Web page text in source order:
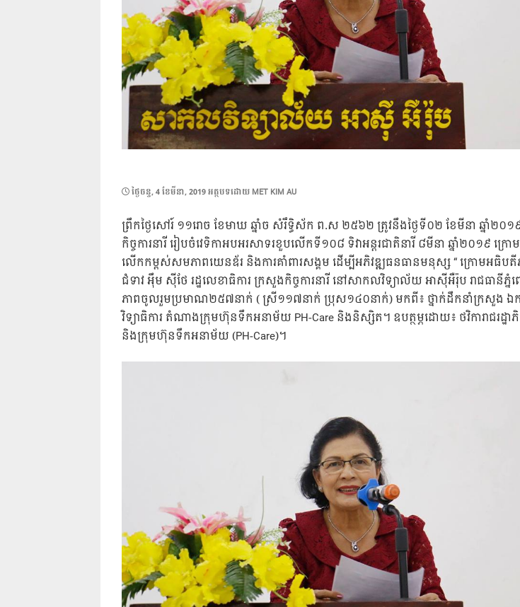
POSTED
ថ្ងៃ​ចន្ទ, 4 ខែ​មីនា, 2019អត្ថបទដោយ MET KIM AU
ព្រឹកថ្ងៃសៅរ៍ ១១រោច ខែមាឃ ឆ្នាំច សំរឹទិ្ធស័ក ព.ស ២៥៦២ ត្រូវនឹងថ្ងៃទី០២ ខែមីនា ឆ្នាំ២០
កិច្ចការនារី រៀបចំវេទិកាអបអរសាទរខួបលេីកទី១០៨ ទិវាអន្តរជាតិនារី ៨មីនា ឆ្នាំ២០១៩ ក្រោ
លេីកកម្ពស់សមភាពយេនឌ័រ និងការគាំពារសង្គម ដេីម្បីអភិវឌ្ឍធនធានមនុស្ស “ ក្រោមអធិប
ជំទាវ អុឹម សុីថែ រដ្ឋលេខាធិការ ក្រសួងកិច្ចការនារី នៅសាកលវិទ្យាល័យ អាសុីអឺរ៉ុប រាជធានី
ភាពចូលរួមប្រមាណ២៥៧នាក់ ( ស្រី១១៧នាក់ ប្រុស១៤០នាក់) មកពី៖ ថ្នាក់ដឹកនាំក្រសួង
វិទ្យាធិការ តំណាងក្រុមហ៊ុនទឹកអនាម័យ PH-Care និងនិស្សិត។ ឧបត្ថម្ភដោយ៖ ថវិការាជរដ្ឋា
និងក្រុមហ៊ុនទឹកអនាម័យ (PH-Care)។